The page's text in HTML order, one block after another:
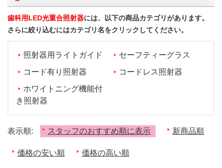
歯科用LED光重合照射器には、以下の商品カテゴリがあります。
さらに絞り込むにはカテゴリ名をクリックしてください。
照射器用ライトガイド
セーフティーグラス
コード有り照射器
コードレス照射器
ホワイトニング機能付
き照射器
表示順: スタッフのおすすめ順に表示 新商品順
価格の安い順 価格の高い順